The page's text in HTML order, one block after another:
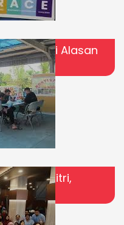
JBA? Ini Alasan
Idul Fitri,